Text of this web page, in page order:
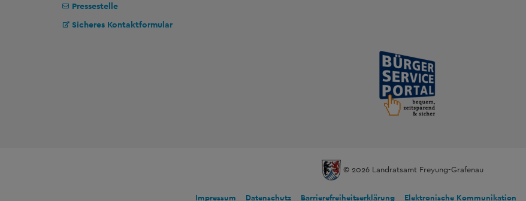
Pressestelle
Sicheres Kontaktformular
© 2026 Landratsamt Freyung-Grafenau
Impressum Datenschutz Barrierefreiheitserklärung Elektronische Kommunikation